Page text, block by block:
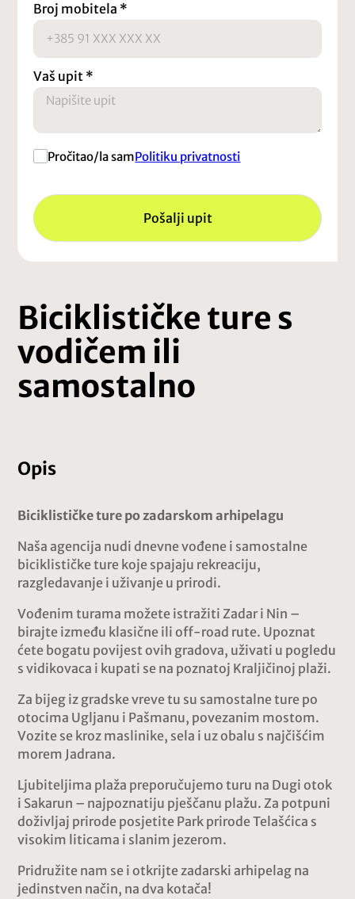
Biciklističke ture s
vodičem ili
samostalno
Opis
Biciklističke ture po zadarskom arhipelagu
Naša agencija nudi dnevne vođene i samostalne
biciklističke ture koje spajaju rekreaciju,
razgledavanje i uživanje u prirodi.
Vođenim turama možete istražiti Zadar i Nin –
birajte između klasične ili off-road rute. Upoznat
ćete bogatu povijest ovih gradova, uživati u pogledu
s vidikovaca i kupati se na poznatoj Kraljičinoj plaži.
Za bijeg iz gradske vreve tu su samostalne ture po
otocima Ugljanu i Pašmanu, povezanim mostom.
Vozite se kroz maslinike, sela i uz obalu s najčišćim
morem Jadrana.
Ljubiteljima plaža preporučujemo turu na Dugi otok
i Sakarun – najpoznatiju pješčanu plažu. Za potpuni
doživljaj prirode posjetite Park prirode Telašćica s
visokim liticama i slanim jezerom.
Pridružite nam se i otkrijte zadarski arhipelag na
jedinstven način, na dva kotača!
Broj mobitela *
Vaš upit *
Pročitao/la samPolitiku privatnosti
Pošalji upit